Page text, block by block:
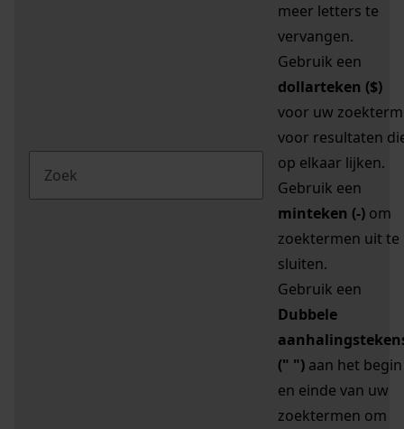
meer letters te
vervangen.
Gebruik een
dollarteken ($)
voor uw zoekterm
voor resultaten
op elkaar lijken.
Gebruik een
minteken (-) om
zoektermen uit te
sluiten.
Gebruik een
Dubbele
(" ") aan het begin
en einde van uw
zoektermen om